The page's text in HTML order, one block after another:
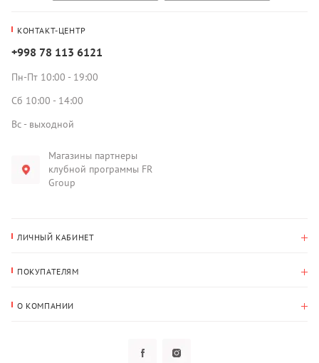
КОНТАКТ-ЦЕНТР
+998 78 113 6121
Пн-Пт 10:00 - 19:00
Сб 10:00 - 14:00
Вс - выходной
Магазины партнеры
клубной программы FR
Group
ЛИЧНЫЙ КАБИНЕТ
Адрес для доставки
ПОКУПАТЕЛЯМ
О КОМПАНИИ
Политика конфиденциальности